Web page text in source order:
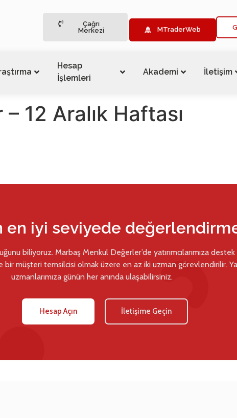
Çağrı
Merkezi
MTraderWeb
Hesap
İşlemleri
Akademi İletişim
12 Aralık Haftası
en iyi seviyede
biliyoruz. Marbaş Menkul Değerler’de yatırımcılarımıza
bir müşteri temsilcisi olmak üzere en az iki uzman görevlendirilir.
uzmanlarımıza günün her anında ulaşabilirsiniz.
Hesap Açın İletişime Geçin